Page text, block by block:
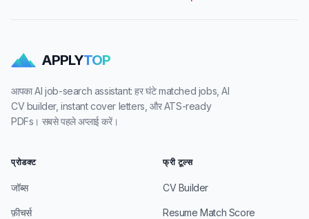
APPLYTOP
आपका AI job-search assistant: हर घंटे matched jobs, AI
CV builder, instant cover letters, और ATS-ready
PDFs। सबसे पहले अप्लाई करें।
प्रोडक्ट
जॉब्स
फ़ीचर्स
फ्री टूल्स
CV Builder
Resume Match Score